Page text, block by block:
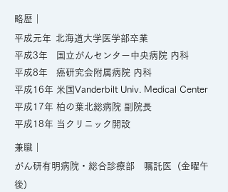
略歴｜
平成元年
北海道大学医学部卒業
平成3年 国立がんセンター中央病院 内科
平成8年 癌研究会附属病院 内科
平成16年 米国Vanderbilt Univ. Medical Center
平成17年 柏の葉北総病院 副院長
平成18年 当クリニック開設
兼職｜
がん研有明病院・総合診療部 嘱託医​ (金曜午
後)